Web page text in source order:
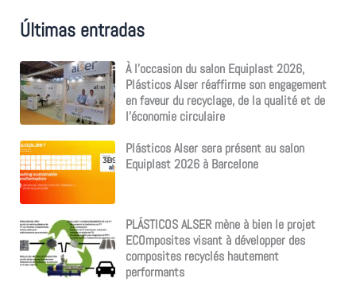
c
h
r
:
Últimas entradas
À l’occasion du salon Equiplast 2026,
Plásticos Alser réaffirme son engagement
en faveur du recyclage, de la qualité et de
l’économie circulaire
Plásticos Alser sera présent au salon
Equiplast 2026 à Barcelone
PLÁSTICOS ALSER mène à bien le projet
ECOmposites visant à développer des
composites recyclés hautement
performants